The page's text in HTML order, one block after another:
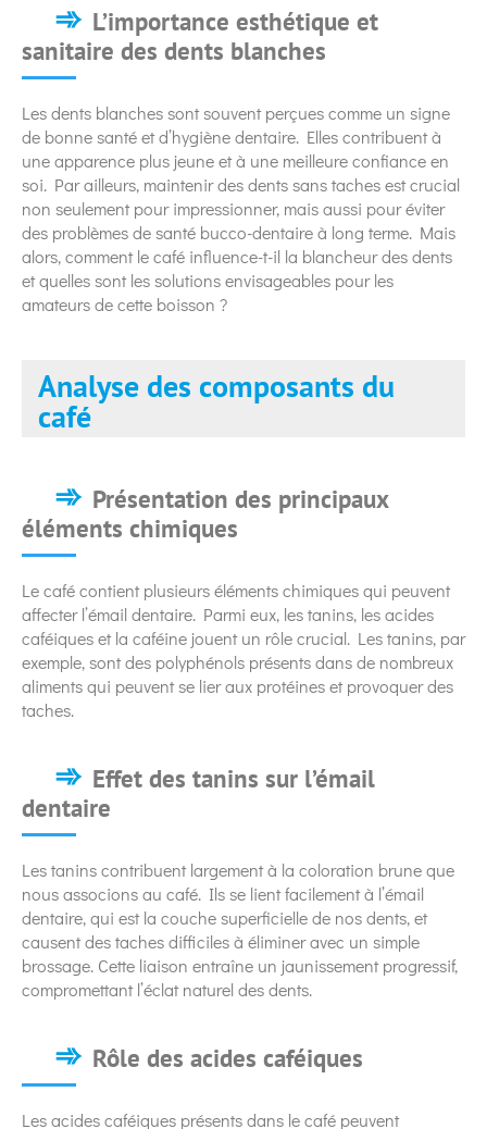
L’importance esthétique et
sanitaire des dents blanches
Les dents blanches sont souvent perçues comme un signe
de bonne santé et d’hygiène dentaire. Elles contribuent à
une apparence plus jeune et à une meilleure confiance en
soi. Par ailleurs, maintenir des dents sans taches est crucial
non seulement pour impressionner, mais aussi pour éviter
des problèmes de santé bucco-dentaire à long terme. Mais
alors, comment le café influence-t-il la blancheur des dents
et quelles sont les solutions envisageables pour les
amateurs de cette boisson ?
Analyse des composants du
café
Présentation des principaux
éléments chimiques
Le café contient plusieurs éléments chimiques qui peuvent
affecter l’émail dentaire. Parmi eux, les tanins, les acides
caféiques et la caféine jouent un rôle crucial. Les tanins, par
exemple, sont des polyphénols présents dans de nombreux
aliments qui peuvent se lier aux protéines et provoquer des
taches.
Effet des tanins sur l’émail
dentaire
Les tanins contribuent largement à la coloration brune que
nous associons au café. Ils se lient facilement à l’émail
dentaire, qui est la couche superficielle de nos dents, et
causent des taches difficiles à éliminer avec un simple
brossage. Cette liaison entraîne un jaunissement progressif,
compromettant l’éclat naturel des dents.
Rôle des acides caféiques
Les acides caféiques présents dans le café peuvent